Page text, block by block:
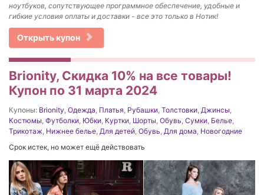
ноутбуков, сопутствующее программное обеспечение, удобные и
гибкие условия оплаты и доставки - все это только в Нотик!
Открыть купон
Brionity, Скидка 10% на все товары!
Купон по 31 марта 2024
Купоны: Brionity Одежда Платья Рубашки Толстовки Джинсы
Костюмы Футболки Юбки Куртки Шорты Обувь Сумки Белье
Трикотаж Нижнее белье Для детей Обувь Для дома Новогодние
Срок истек, но может ещё действовать